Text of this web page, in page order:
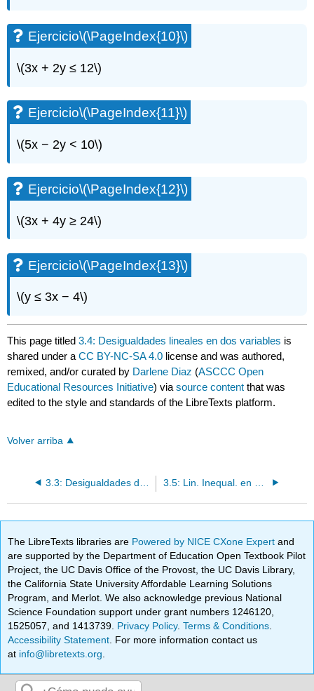
Ejercicio\(\PageIndex{10}\)
\(3x + 2y ≤ 12\)
Ejercicio\(\PageIndex{11}\)
\(5x − 2y < 10\)
Ejercicio\(\PageIndex{12}\)
\(3x + 4y ≥ 24\)
Ejercicio\(\PageIndex{13}\)
\(y ≤ 3x − 4\)
This page titled3.4: Desigualdades lineales en dos variables is
shared under aCC BY-NC-SA 4.0 license and was authored,
remixed, and/or curated by Darlene Diaz (ASCCC Open
Educational Resources Initiative) viasource content that was
edited to the style and standards of the LibreTexts platform.
Volver arriba
The LibreTexts libraries are Powered by NICE CXone Expertand
are supported by the Department of Education Open Textbook Pilot
Project, the UC Davis Office of the Provost, the UC Davis Library,
the California State University Affordable Learning Solutions
Program, and Merlot. We also acknowledge previous National
Science Foundation support under grant numbers 1246120,
1525057, and 1413739. Privacy Policy.Terms & Conditions
Accessibility Statement . For more information contact us
at info@libretexts.org